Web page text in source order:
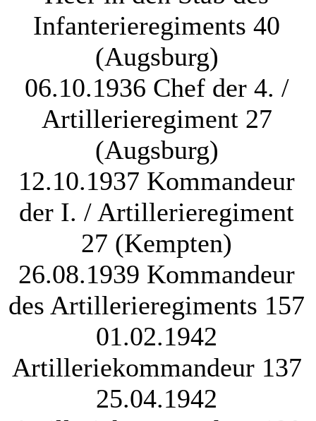
Infanterieregiments 40
(Augsburg)
06.10.1936 Chef der 4. /
Artillerieregiment 27
(Augsburg)
12.10.1937 Kommandeur
der I. / Artillerieregiment
27 (Kempten)
26.08.1939 Kommandeur
des Artillerieregiments 157
01.02.1942
Artilleriekommandeur 137
25.04.1942